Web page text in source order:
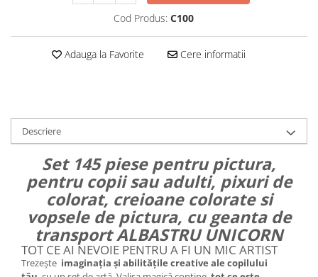
Cod Produs: C100
Adauga la Favorite Cere informatii
Descriere
Set 145 piese pentru pictura,
pentru copii sau adulti, pixuri de
colorat, creioane colorate si
vopsele de pictura, cu geanta de
transport ALBASTRU UNICORN
TOT CE AI NEVOIE PENTRU A FI UN MIC ARTIST
Trezește imaginația și abilitățile creative ale copilului